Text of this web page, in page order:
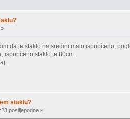
»
da je staklo na sredini malo ispupčeno,
ispupčeno staklo je 80cm.
staklu?
poslijepodne »